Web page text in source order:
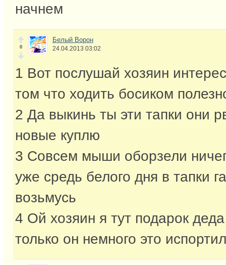
начнем
0
Белый Ворон
24.04.2013 03:02
1 Вот послушай хозяин
том что ходить босиком
2 Да выкинь ты эти тапки они
новые куплю
3 Совсем мыши оборзели
уже средь белого дня в тапки
возьмусь
4 Ой хозяин я тут подарок
только он немного это